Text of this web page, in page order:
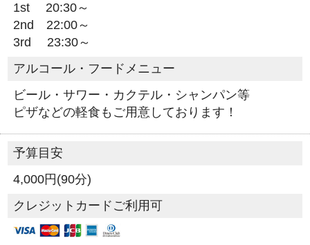
1st 20:30～
2nd 22:00～
3rd 23:30～
アルコール・フードメニュー
ビール・サワー・カクテル・シャンパン等
ピザなどの軽食もご用意しております！
予算目安
4,000円(90分)
クレジットカードご利用可